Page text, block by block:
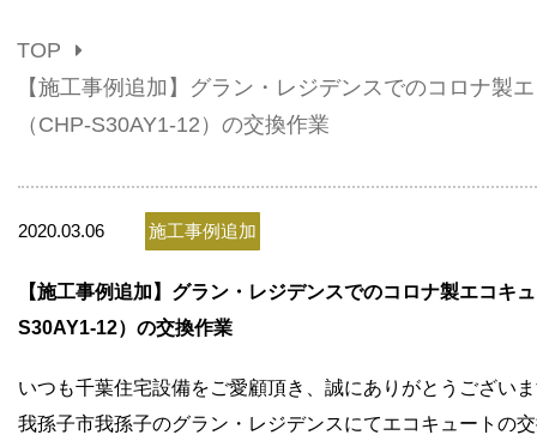
お問い合わせ
会社概要
TOP
【施工事例追加】グラン・レジデンスでのコロナ製
（CHP-S30AY1-12）の交換作業
2020.03.06 施工事例追加
【施工事例追加】グラン・レジデンスでのコロナ製エコキ
S30AY1-12）の交換作業
いつも千葉住宅設備をご愛顧頂き、誠にありがとうござい
我孫子市我孫子のグラン・レジデンスにてエコキュートの